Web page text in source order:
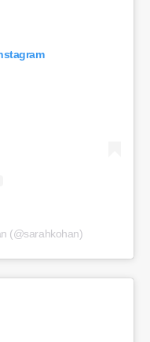
(@sarahkohan)